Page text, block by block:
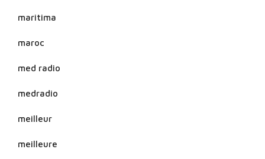
maritima
maroc
med radio
medradio
meilleur
meilleure